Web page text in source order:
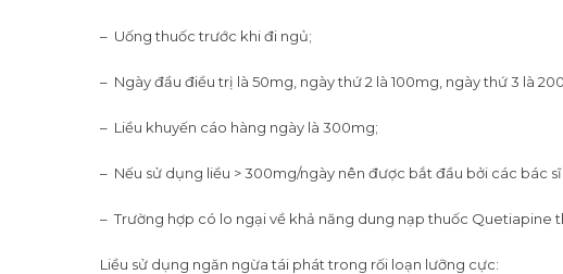
– Uống thuốc trước khi đi ngủ;
– Ngày đầu điều trị là 50mg, ngày thứ 2 là 100mg, ngày thứ 3 là
– Liều khuyến cáo hàng ngày là 300mg;
– Nếu sử dụng liều > 300mg/ngày nên được bắt đầu bởi các bác
– Trường hợp có lo ngại về khả năng dung nạp thuốc Quetiapine
Liều sử dụng ngăn ngừa tái phát trong rối loạn lưỡng cực: